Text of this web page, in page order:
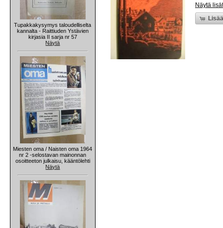
Tupakkakysymys taloudelliselta
kannalta - Raittiuden Ystävien
kirjasia II sarja nr 57
Näytä
Miesten oma / Naisten oma 1964
nr 2 -selostavan mainonnan
osoitteeton julkaisu, kääntölehti
Näytä
Näytä